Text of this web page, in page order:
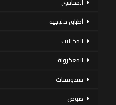
أطباق خليجية
المخللات
المعكرونة
سندوتشات
صوص